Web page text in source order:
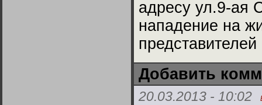
адресу ул.9-ая
нападение на
Добавить
20.03.2013 - 10:02